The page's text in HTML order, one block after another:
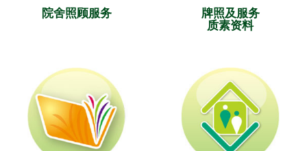
院舍照顾服务
牌照及服务
质素资料